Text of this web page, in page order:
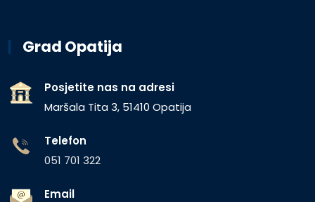
Grad Opatija
Posjetite nas na adresi
Maršala Tita 3, 51410 Opatija
Telefon
051 701 322
Email